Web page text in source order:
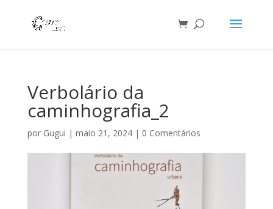
Verbolário da
caminhografia_2
por Gugui | maio 21, 2024| 0 Comentários